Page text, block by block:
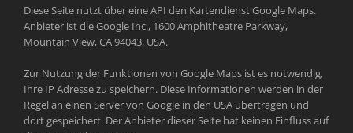
Diese Seite nutzt über eine API den Kartendienst Google Maps.
Anbieter ist die Google Inc., 1600 Amphitheatre Parkway,
Mountain View, CA 94043, USA.
Zur Nutzung der Funktionen von Google Maps ist es notwendig,
Ihre IP Adresse zu speichern. Diese Informationen werden in der
Regel an einen Server von Google in den USA übertragen und
dort gespeichert. Der Anbieter dieser Seite hat keinen Einfluss auf